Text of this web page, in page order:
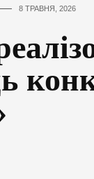
8 ТРАВНЯ, 2026